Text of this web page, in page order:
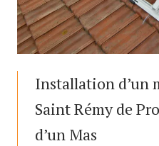
Installation d’un
Saint Rémy de
d’un Mas